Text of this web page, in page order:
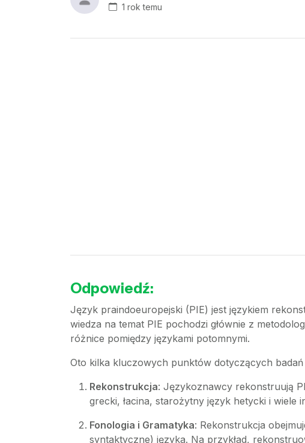
1 rok temu
Odpowiedź:
Język praindoeuropejski (PIE) jest językiem
wiedza na temat PIE pochodzi głównie z
różnice pomiędzy językami potomnymi.
Oto kilka kluczowych punktów dotyczących
Rekonstrukcja: Językoznawcy rekonstruują
grecki, łacina, starożytny język hetycki i wiele
Fonologia i Gramatyka: Rekonstrukcja
syntaktyczne) języka. Na przykład,